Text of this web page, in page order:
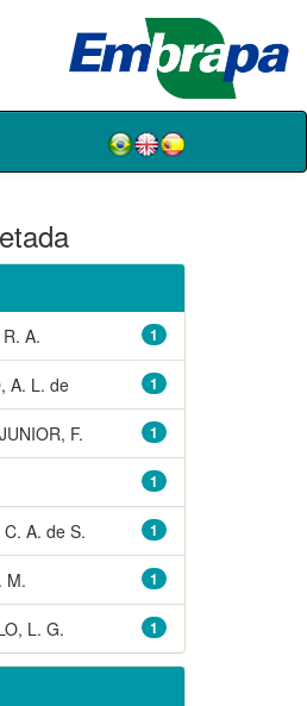
1
A.
1
A. L. de
1
F.
1
1
A. de S.
1
M.
1
L. G.